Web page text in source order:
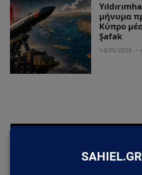
μήνυμα
Κύπρο
Şafak
14/05/2026
Ηλεκτρική διασύνδεση